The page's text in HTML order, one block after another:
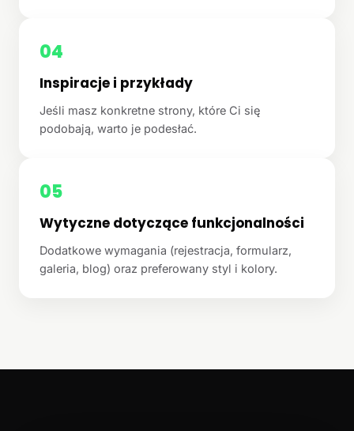
04
Inspiracje i przykłady
Jeśli masz konkretne strony, które Ci się
podobają, warto je podesłać.
05
Wytyczne dotyczące funkcjonalności
Dodatkowe wymagania (rejestracja, formularz,
galeria, blog) oraz preferowany styl i kolory.